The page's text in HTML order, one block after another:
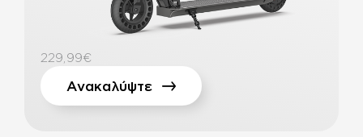
Ανακαλύψτε
229,99€